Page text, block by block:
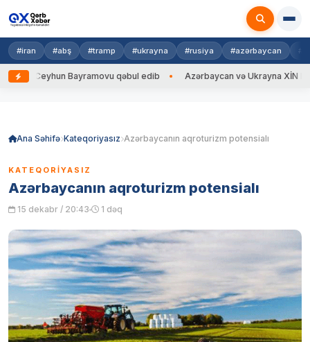
#iran #abş #tramp #ukrayna #rusiya #azərbaycan
Ceyhun Bayramovu qəbul edib Azərbaycan və Ukrayna XİN
Ana Səhifə Kateqoriyasız Azərbaycanın aqroturizm potensialı
KATEQORIYASIZ
Azərbaycanın aqroturizm potensialı
15 dekabr / 20:43 1 dəq